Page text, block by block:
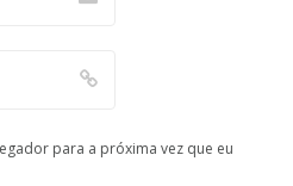
para a próxima vez que eu